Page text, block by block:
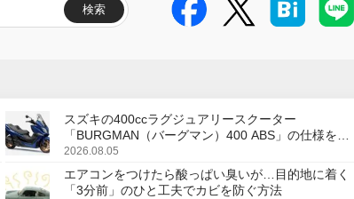
検索
スズキの400ccラグジュアリースクーター
「BURGMAN（バーグマン）400 ABS」の仕様を変
更し、8月18日に発売
2026.08.05
エアコンをつけたら酸っぱい臭いが…目的地に着く
「3分前」のひと工夫でカビを防ぐ方法